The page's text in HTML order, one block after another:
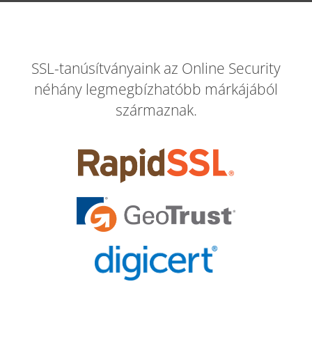
SSL-tanúsítványaink az Online Security
néhány legmegbízhatóbb márkájából
származnak.